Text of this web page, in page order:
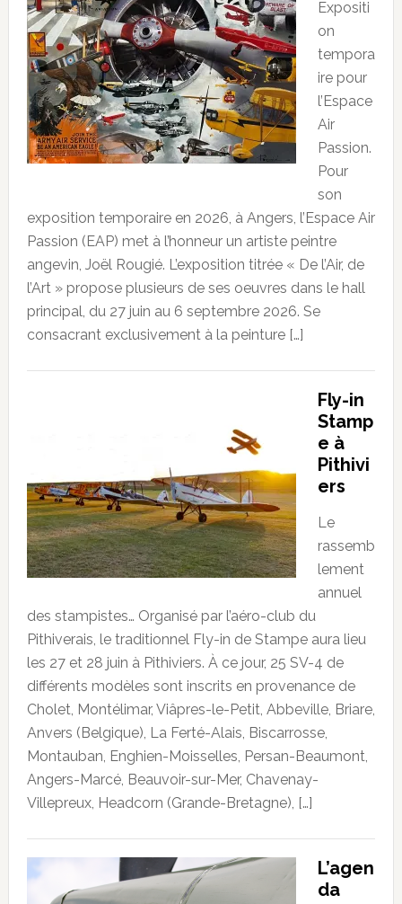
Expositi
on
tempora
ire pour
l’Espace
Air
Passion.
Pour
son
exposition temporaire en 2026, à Angers, l’Espace Air
Passion (EAP) met à l’honneur un artiste peintre
angevin, Joël Rougié. L’exposition titrée « De l’Air, de
l’Art » propose plusieurs de ses oeuvres dans le hall
principal, du 27 juin au 6 septembre 2026. Se
consacrant exclusivement à la peinture […]
Fly-in
Stamp
e à
Pithivi
ers
Le
rassemb
lement
annuel
des stampistes… Organisé par l’aéro-club du
Pithiverais, le traditionnel Fly-in de Stampe aura lieu
les 27 et 28 juin à Pithiviers. À ce jour, 25 SV-4 de
différents modèles sont inscrits en provenance de
Cholet, Montélimar, Viâpres-le-Petit, Abbeville, Briare,
Anvers (Belgique), La Ferté-Alais, Biscarrosse,
Montauban, Enghien-Moisselles, Persan-Beaumont,
Angers-Marcé, Beauvoir-sur-Mer, Chavenay-
Villepreux, Headcorn (Grande-Bretagne), […]
L’agen
da